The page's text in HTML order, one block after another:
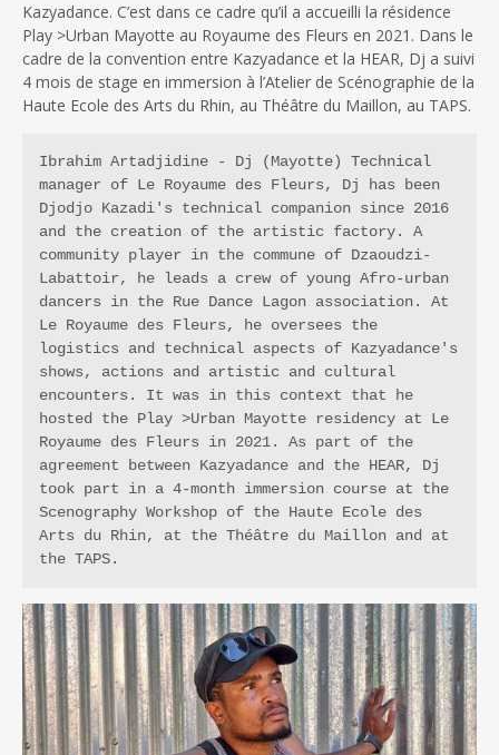
Kazyadance. C’est dans ce cadre qu’il a accueilli la résidence
Play >Urban Mayotte au Royaume des Fleurs en 2021. Dans le
cadre de la convention entre Kazyadance et la HEAR, Dj a suivi
4 mois de stage en immersion à l’Atelier de Scénographie de la
Haute Ecole des Arts du Rhin, au Théâtre du Maillon, au TAPS.
Ibrahim Artadjidine - Dj (Mayotte) Technical
manager of Le Royaume des Fleurs, Dj has been
Djodjo Kazadi's technical companion since 2016
and the creation of the artistic factory. A
community player in the commune of Dzaoudzi-
Labattoir, he leads a crew of young Afro-urban
dancers in the Rue Dance Lagon association. At
Le Royaume des Fleurs, he oversees the
logistics and technical aspects of Kazyadance's
shows, actions and artistic and cultural
encounters. It was in this context that he
hosted the Play >Urban Mayotte residency at Le
Royaume des Fleurs in 2021. As part of the
agreement between Kazyadance and the HEAR, Dj
took part in a 4-month immersion course at the
Scenography Workshop of the Haute Ecole des
Arts du Rhin, at the Théâtre du Maillon and at
the TAPS.